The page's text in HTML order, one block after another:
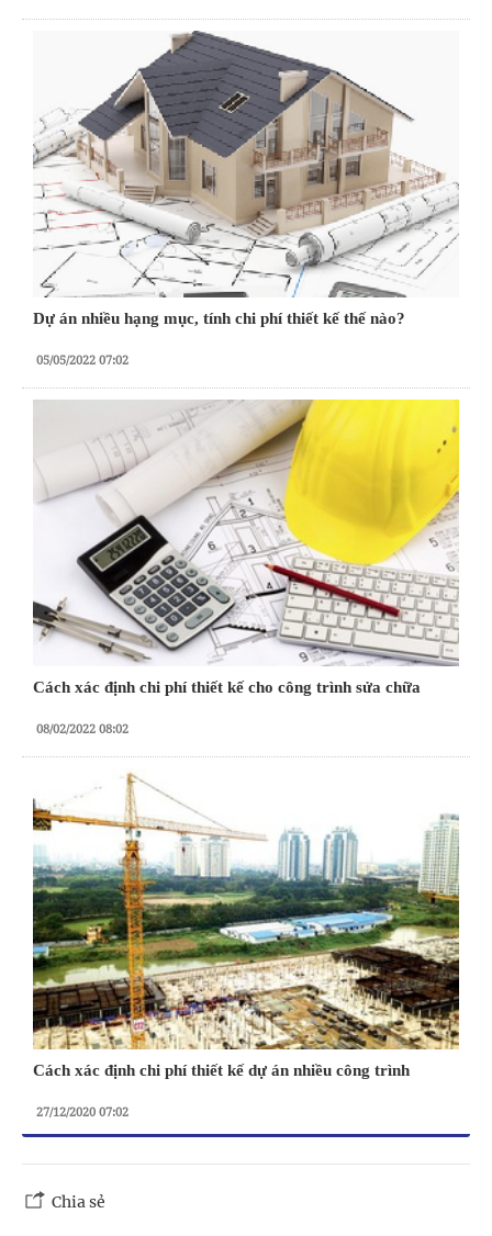
Dự án nhiều hạng mục, tính chi phí thiết kế thế nào?
05/05/2022 07:02
Cách xác định chi phí thiết kế cho công trình sửa chữa
08/02/2022 08:02
Cách xác định chi phí thiết kế dự án nhiều công trình
27/12/2020 07:02
Chia sẻ